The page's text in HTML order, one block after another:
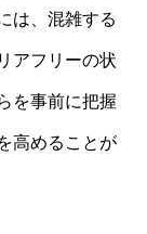
は、混雑する
アフリーの状
を事前に把握
高めることが